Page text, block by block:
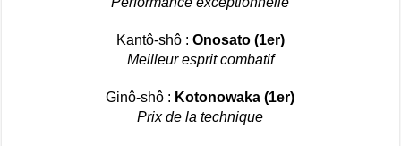
Kantô-shô : Onosato (1er)
Meilleur esprit combatif
Ginô-shô : Kotonowaka (1er)
Prix de la technique